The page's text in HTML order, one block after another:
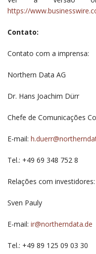
https://
Contato:
Contato com a imprensa:
Northern Data AG
Dr. Hans Joachim Dürr
Chefe de Comunicações
E-mail:
Tel.: +49 69 348 752 8
Relações com investidores:
Sven Pauly
E-mail: ir@northerndata.de
Tel.: +49 89 125 09 03 30